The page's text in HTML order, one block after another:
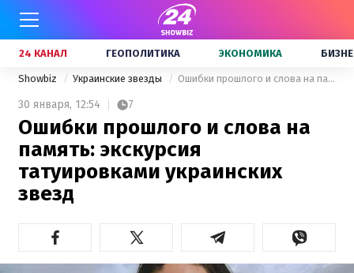
24 КАНАЛ ГЕОПОЛИТИКА ЭКОНОМИКА
Showbiz Украинские звезды Ошибки прошлого и слова на память: экскурсия татуировками украинских звезд
30 января, 12:54 7
Ошибки прошлого и слова на
память: экскурсия
татуировками украинских
звезд